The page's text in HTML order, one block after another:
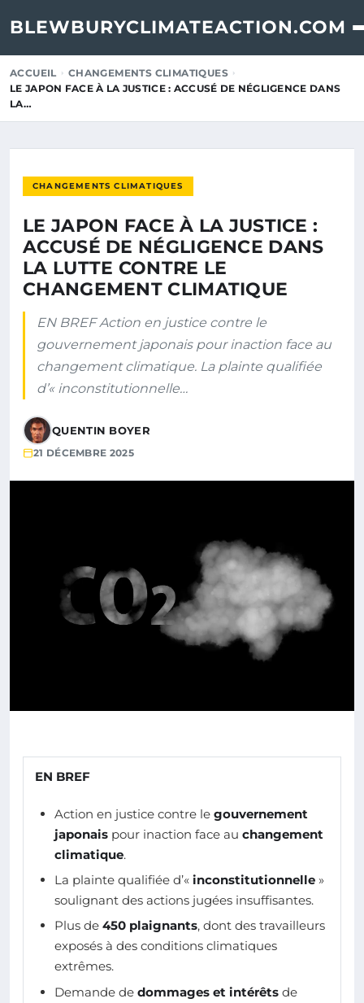
BLEWBURYCLIMATEACTION.COM
ACCUEIL
CHANGEMENTS CLIMATIQUES
LE JAPON FACE À LA JUSTICE : ACCUSÉ DE NÉGLIGENCE DANS
LA…
CHANGEMENTS CLIMATIQUES
LE JAPON FACE À LA JUSTICE :
ACCUSÉ DE NÉGLIGENCE DANS
LA LUTTE CONTRE LE
CHANGEMENT CLIMATIQUE
EN BREF Action en justice contre le
gouvernement japonais pour inaction face au
changement climatique. La plainte qualifiée
d’« inconstitutionnelle…
QUENTIN BOYER
21 DÉCEMBRE 2025
EN BREF
Action en justice contre le gouvernement
japonais pour inaction face au changement
climatique.
La plainte qualifiée d’« inconstitutionnelle »
soulignant des actions jugées insuffisantes.
Plus de 450 plaignants, dont des travailleurs
exposés à des conditions climatiques
extrêmes.
Demande de dommages et intérêts de